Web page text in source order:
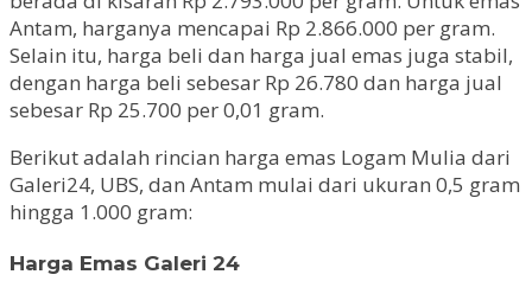
Antam, harganya mencapai Rp 2.866.000 per gram.
Selain itu, harga beli dan harga jual emas juga stabil,
dengan harga beli sebesar Rp 26.780 dan harga jual
sebesar Rp 25.700 per 0,01 gram.
Berikut adalah rincian harga emas Logam Mulia dari
Galeri24, UBS, dan Antam mulai dari ukuran 0,5 gram
hingga 1.000 gram:
Harga Emas Galeri 24